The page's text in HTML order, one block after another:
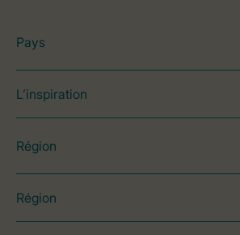
Pays
L’inspiration
Région
Région